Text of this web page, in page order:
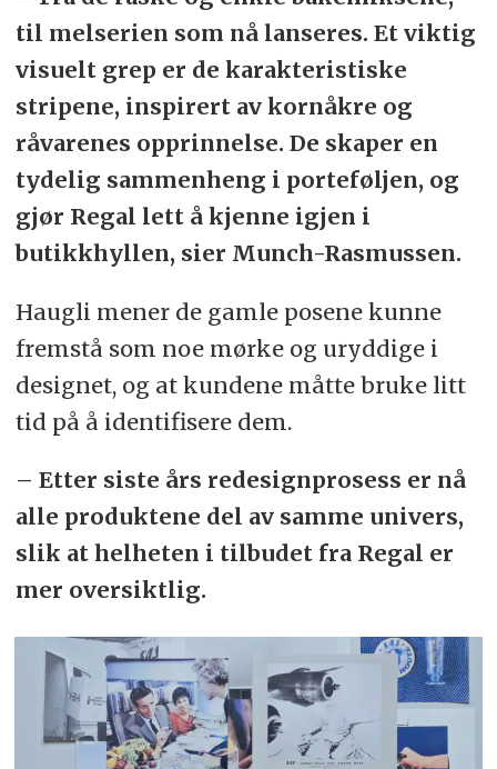
til melserien som nå lanseres. Et viktig
visuelt grep er de karakteristiske
stripene, inspirert av kornåkre og
råvarenes opprinnelse. De skaper en
tydelig sammenheng i porteføljen, og
gjør Regal lett å kjenne igjen i
butikkhyllen, sier Munch-Rasmussen.
Haugli mener de gamle posene kunne
fremstå som noe mørke og uryddige i
designet, og at kundene måtte bruke litt
tid på å identifisere dem.
– Etter siste års redesignprosess er nå
alle produktene del av samme univers,
slik at helheten i tilbudet fra Regal er
mer oversiktlig.